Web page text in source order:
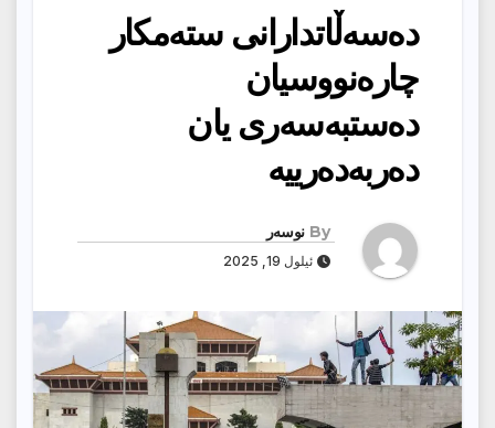
دەسەڵاتدارانی ستەمكار
چارەنووسیان
دەستبەسەری یان
دەربەدەرییە
By نوسەر
ئیلول 19, 2025